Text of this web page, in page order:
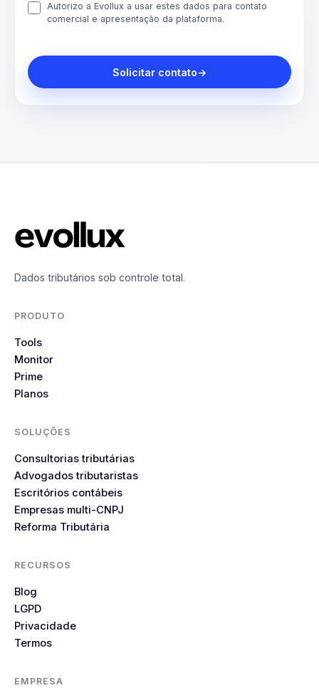
Autorizo a Evollux a usar estes dados para contato
comercial e apresentação da plataforma.
Solicitar contato→
Dados tributários sob controle total.
PRODUTO
Tools
Monitor
Prime
Planos
SOLUÇÕES
Consultorias tributárias
Advogados tributaristas
Escritórios contábeis
Empresas multi-CNPJ
Reforma Tributária
RECURSOS
Blog
LGPD
Privacidade
Termos
EMPRESA